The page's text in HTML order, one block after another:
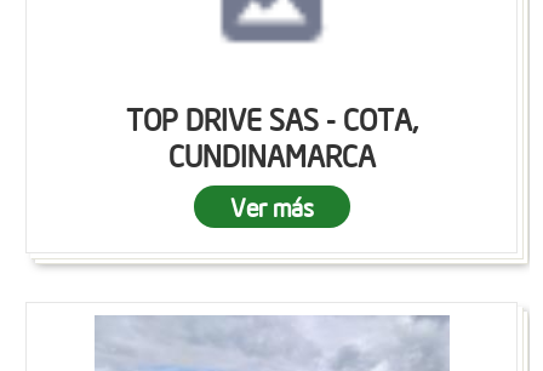
TOP DRIVE SAS - COTA,
CUNDINAMARCA
Ver más